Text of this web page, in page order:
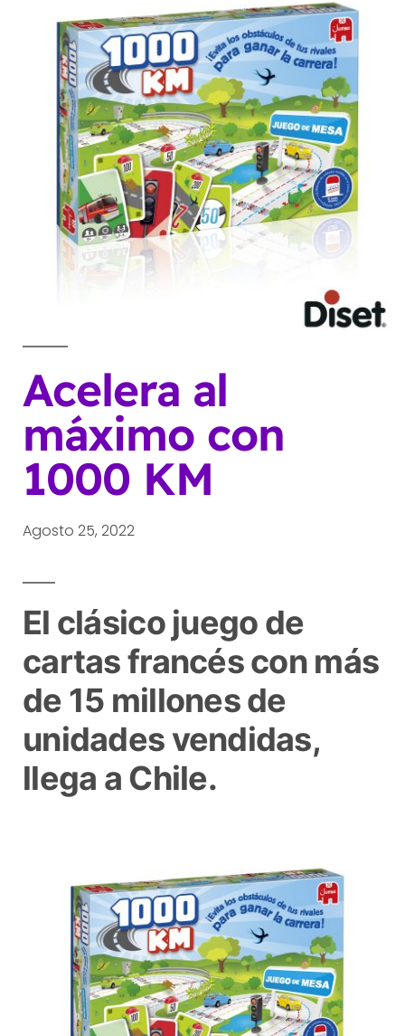
Acelera al
máximo con
1000 KM
Agosto 25, 2022
El clásico juego de
cartas francés con más
de 15 millones de
unidades vendidas,
llega a Chile.